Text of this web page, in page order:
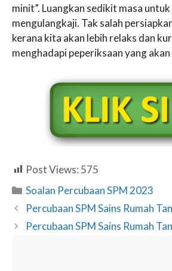
minit”. Luangkan sedikit masa untuk
mengulangkaji. Tak salah
kerana kita akan lebih relaks dan
menghadapi peperiksaan yang
Post Views: 575
Categories
Soalan Percubaan SPM 2023
Percubaan SPM Sains Rumah
Percubaan SPM Sains Rumah